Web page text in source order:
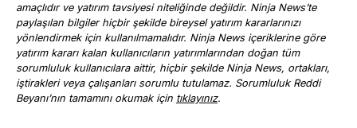
amaçlıdır ve yatırım tavsiyesi niteliğinde değildir. Ninja News’te
paylaşılan bilgiler hiçbir şekilde bireysel yatırım kararlarınızı
yönlendirmek için kullanılmamalıdır. Ninja News içeriklerine göre
yatırım kararı kalan kullanıcıların yatırımlarından doğan tüm
sorumluluk kullanıcılara aittir, hiçbir şekilde Ninja News, ortakları,
iştirakleri veya çalışanları sorumlu tutulamaz. Sorumluluk Reddi
Beyanı’nın tamamını okumak için tıklayınız.